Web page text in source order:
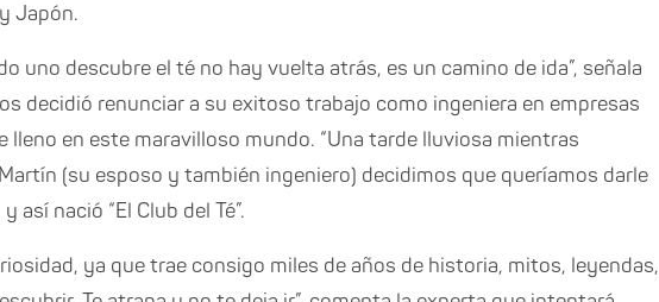
Japón.
uno descubre el té no hay vuelta atrás, es un camino de ida”, señala
decidió renunciar a su exitoso trabajo como ingeniera en empresas
lleno en este maravilloso mundo. “Una tarde lluviosa mientras
(su esposo y también ingeniero) decidimos que queríamos darle
así nació “El Club del Té”.
ya que trae consigo miles de años de historia, mitos, leyendas,